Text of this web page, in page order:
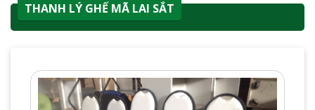
THANH LÝ GHẾ MÃ LAI SẮT